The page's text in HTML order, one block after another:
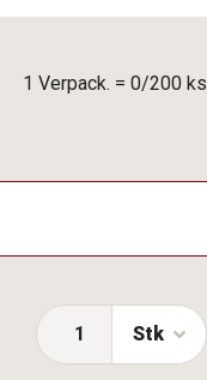
1 Verpack. = 0/200 ks
Stk